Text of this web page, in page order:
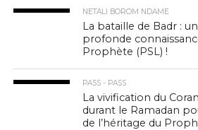
NETALI BOROM NDAME
La bataille de Badr :
profonde
Prophète (PSL) !
PASS - PASS
La vivification du
durant le Ramadan
de l’héritage du